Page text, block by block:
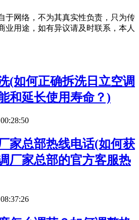
于网络，不为其真实性负责，只为传
业用途，如有异议请及时联系，本人
(如何正确拆洗日立空调
和延长使用寿命？)
家总部热线电话(如何获
厂家总部的官方客服热